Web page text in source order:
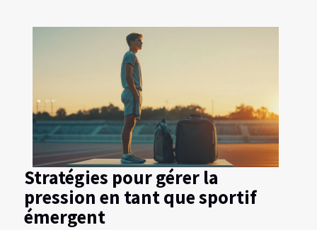
Stratégies pour gérer la
pression en tant que sportif
émergent